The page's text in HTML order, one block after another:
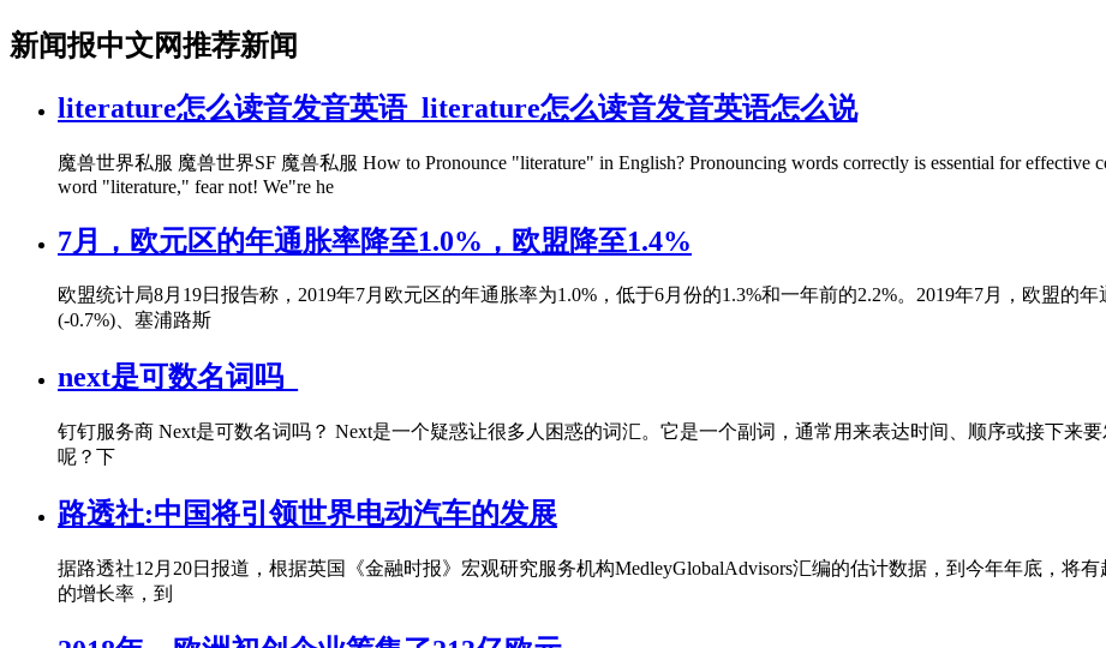
新闻报中文网推荐新闻
literature怎么读音发音英语_literature怎么读音发音英语怎么说
魔兽世界私服 魔兽世界SF 魔兽私服 How to Pronounce "literature" in English? Pronouncing words correctly is essential for effective
word "literature," fear not! We"re he
7月，欧元区的年通胀率降至1.0%，欧盟降至1.4%
欧盟统计局8月19日报告称，2019年7月欧元区的年通胀率为1.0%，低于6月份的1.3%和一年前的2.2%。2019年7月，欧盟的
(-0.7%)、塞浦路斯
next是可数名词吗_
钉钉服务商 Next是可数名词吗？ Next是一个疑惑让很多人困惑的词汇。它是一个副词，通常用来表达时间、顺序或接下来
呢？下
路透社:中国将引领世界电动汽车的发展
据路透社12月20日报道，根据英国《金融时报》宏观研究服务机构MedleyGlobalAdvisors汇编的估计数据，到今年年底，将
的增长率，到